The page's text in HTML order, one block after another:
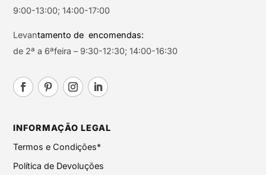
9:00-13:00; 14:00-17:00
Levantamento de encomendas:
de 2ª a 6ªfeira – 9:30-12:30; 14:00-16:30
INFORMAÇÃO LEGAL
Termos e Condições*
Política de Devoluções